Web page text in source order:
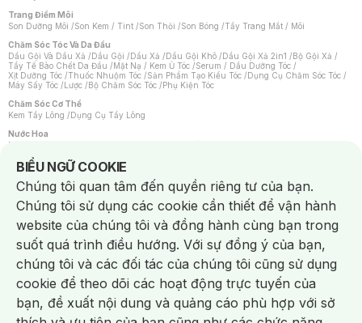
Trang Điểm Môi
Son Dưỡng Môi /Son Kem / Tint /Son Thỏi /Son Bóng /Tẩy Trang Mắt / Môi
Chăm Sóc Tóc Và Da Đầu
Dầu Gội Và Dầu Xả /Dầu Gội /Dầu Xả /Dầu Gội Khô /Dầu Gội Xả 2in1 /Bộ Gội Xả /
Tẩy Tế Bào Chết Da Đầu /Mặt Nạ / Kem Ủ Tóc /Serum / Dầu Dưỡng Tóc /
Xịt Dưỡng Tóc /Thuốc Nhuộm Tóc /Sản Phẩm Tạo Kiểu Tóc /Dụng Cụ Chăm Sóc Tóc /
Máy Sấy Tóc /Lược /Bộ Chăm Sóc Tóc /Phụ Kiện Tóc
Chăm Sóc Cơ Thể
Kem Tẩy Lông /Dụng Cụ Tẩy Lông
Nước Hoa
Nước Hoa Nữ
Chăm Sóc Cá Nhân
Chống Muỗi /Khẩu Trang /Máy Massage/Mặt Nạ Xông Hơi /Nước Rửa Tay/
Sản Phẩm Chăm Sóc Khác /Bàn Chải Đánh Răng /Bàn Chải Điện/
Hỗ Trợ Trắng Răng/Kem Đánh Răng /Máy Tăm Nước/ Nước Súc Miệng/
Tăm / Chỉ Nha Khoa/ Xịt Thơm Miệng / Dung Dịch Vệ Sinh/Dưỡng Vùng Kín/
Khăn Ướt Vệ Sinh Vùng Kín/Băng Vệ Sinh/Tampon/Bọt Cạo Râu /Dao Cạo Râu/
Máy Cạo Râu
Vấn Đề Về Da
Da Dầu / Lỗ Chân Lông To/ Da Khô / Mất Nước/ Da Lão Hóa/ Da Mụn/
Da Nhạy Cảm / Kích Ứng
Da Xỉn Màu Thâm / Nám / Tàn Nhang
Quầng Thâm & Bọng Mắt /Sẹo /Viêm Da Cơ Địa
Dụng Cụ / Phụ Kiện Chăm Sóc Da
Bông Tẩy Trang
Khăn Lau Mặt Khô Dụng Cụ / Máy Rửa Mặt Máy Chăm Sóc Da
BIỂU NGỮ COOKIE
Notice about cookies usage
Chúng tôi quan tâm đến quyền riêng tư của bạn.
Chúng tôi sử dụng các cookie cần thiết để vận hành
website của chúng tôi và đồng hành cùng bạn trong
suốt quá trình điều hướng. Với sự đồng ý của bạn,
chúng tôi và các đối tác của chúng tôi cũng sử dụng
cookie để theo dõi các hoạt động trực tuyến của
bạn, đề xuất nội dung và quảng cáo phù hợp với sở